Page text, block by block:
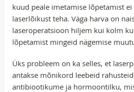
kuud peale imetamise lõpetamist
laserlõikust teha. Väga harva on
laseroperatsioon hiljem kui kolm
lõpetamist mingeid nägemise
Üks probleem on ka selles, et
antakse mõnikord leebeid
antibiootikume ja hormoontilku,